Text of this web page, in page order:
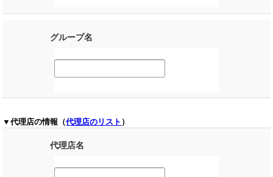
グループ名
▼代理店の情報（代理店のリスト ）
代理店名